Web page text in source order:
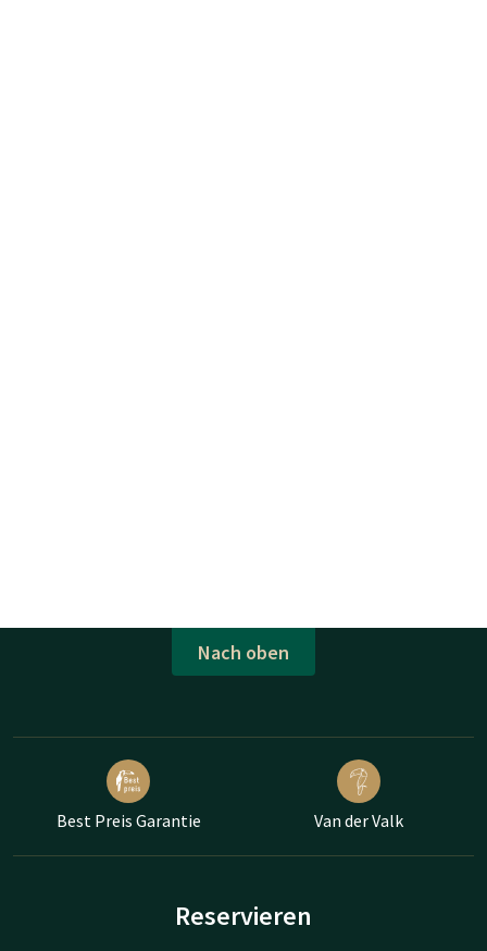
Nach oben
Best Preis Garantie Van der Valk
Reservieren